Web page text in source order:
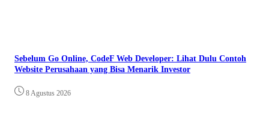
Sebelum Go Online, CodeF Web Developer: Lihat Dulu Contoh
Website Perusahaan yang Bisa Menarik Investor
8 Agustus 2026